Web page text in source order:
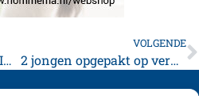
Omzet internetbedrijf ICIT fors omhoog
VOLGENDE
2 jongen opgepakt op verdenking van baldadigheid